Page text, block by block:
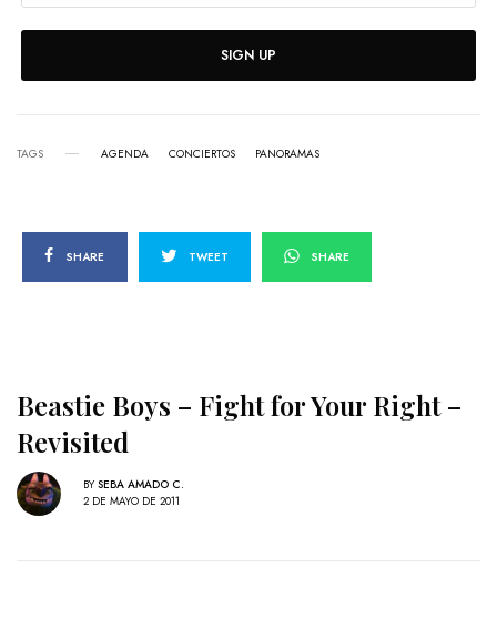
SIGN UP
TAGS AGENDA CONCIERTOS PANORAMAS
SHARE TWEET SHARE
Beastie Boys – Fight for Your Right –
Revisited
BY SEBA AMADO C.
2 DE MAYO DE 2011